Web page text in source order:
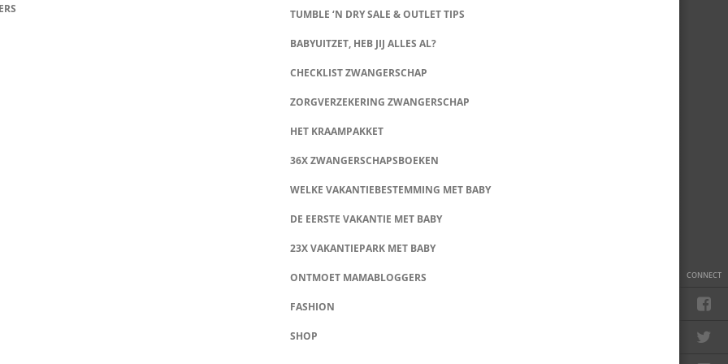
CONNECT
TUMBLE ‘N DRY SALE & OUTLET TIPS
BABYUITZET, HEB JIJ ALLES AL?
CHECKLIST ZWANGERSCHAP
ZORGVERZEKERING ZWANGERSCHAP
HET KRAAMPAKKET
36X ZWANGERSCHAPSBOEKEN
WELKE VAKANTIEBESTEMMING MET BABY
DE EERSTE VAKANTIE MET BABY
23X VAKANTIEPARK MET BABY
ONTMOET MAMABLOGGERS
FASHION
SHOP